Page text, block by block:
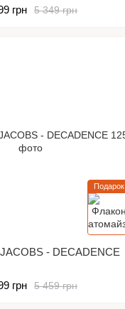
5 349 грн
грн
Подарок
- DECADENCE
5 459 грн
грн